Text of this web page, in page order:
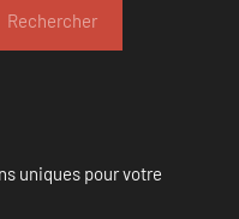
Rechercher
uniques pour votre